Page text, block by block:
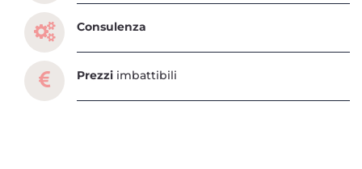
Consulenza
Prezzi imbattibili